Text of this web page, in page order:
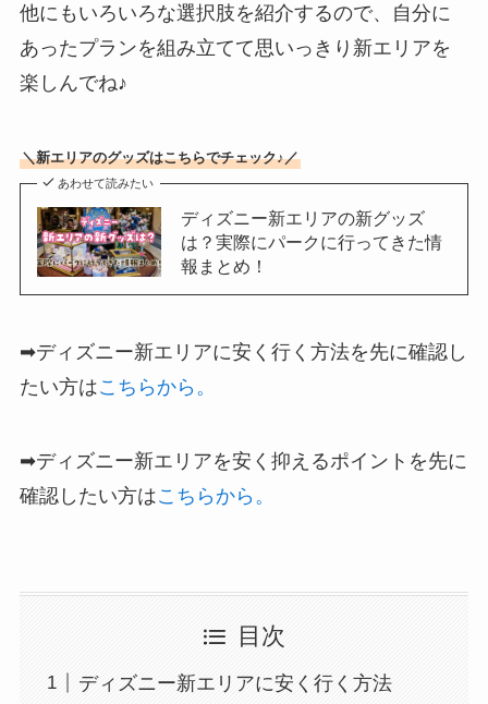
他にもいろいろな選択肢を紹介するので、自分に
あったプランを組み立てて思いっきり新エリアを
楽しんでね♪
＼新エリアのグッズはこちらでチェック♪／
あわせて読みたい
ディズニー新エリアの新グッズ
は？実際にパークに行ってきた情
報まとめ！
➡ディズニー新エリアに安く行く方法を先に確認し
たい方はこちらから。
➡ディズニー新エリアを安く抑えるポイントを先に
確認したい方はこちらから。
目次
ディズニー新エリアに安く行く方法